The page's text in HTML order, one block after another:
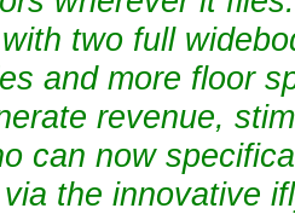
two full
and more floor
revenue,
can now
the innovative